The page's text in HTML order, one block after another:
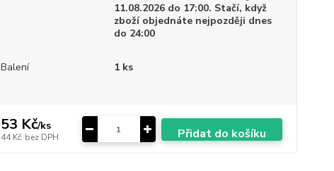
11.08.2026 do 17:00. Stačí, když
zboží objednáte nejpozději dnes
do 24:00
Balení 1 ks
53 Kč/ks
44 Kč bez DPH Přidat do košíku